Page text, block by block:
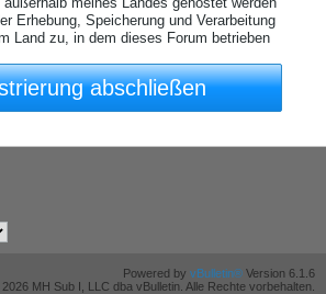
Erhebung, Speicherung und Verarbeitung
Land zu, in dem dieses Forum betrieben
abschließen
Powered by vBulletin® Version 6.1.6
MH Sub I, LLC dba vBulletin. Alle Rechte vorbehalten.